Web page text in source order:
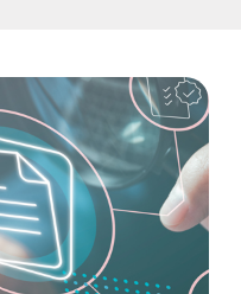
中國香港 (繁體中文)
中国香港 (简体中文)
Danmark